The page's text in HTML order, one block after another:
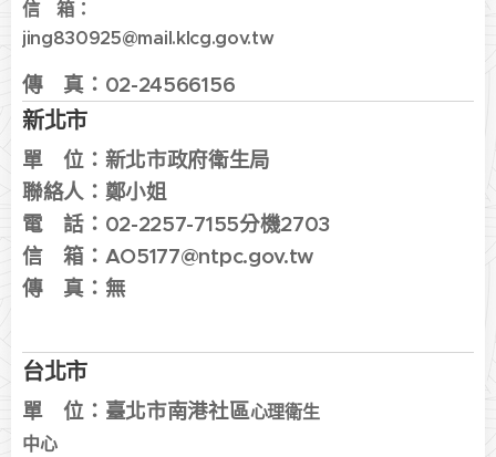
信 箱：
jing830925@mail.klcg.gov.tw
傳 真： 02-24566156
新北市
單 位： 新北市政府衛生局
聯絡人：鄭小姐
電 話： 02-2257-7155分機2703
信 箱： AO5177@ntpc.gov.tw
傳 真：無
台北市
單 位： 臺北市南港社區心理衛生
中心